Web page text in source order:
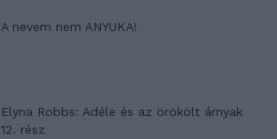
A nevem nem ANYUKA!
Elyna Robbs: Adéle és az örökölt árnyak
12. rész